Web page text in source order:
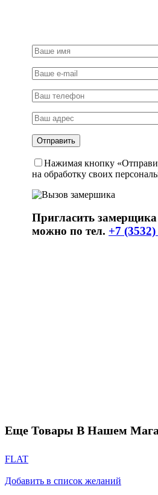
Нажимая кнопку
на обработку своих
Пригласить замерщика
можно по тел. +7
Еще Товары В Нашем
FLAT
Добавить в список желаний